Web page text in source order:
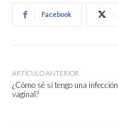
Facebook
ARTÍCULO ANTERIOR
¿Cómo sé si tengo una infección
vaginal?